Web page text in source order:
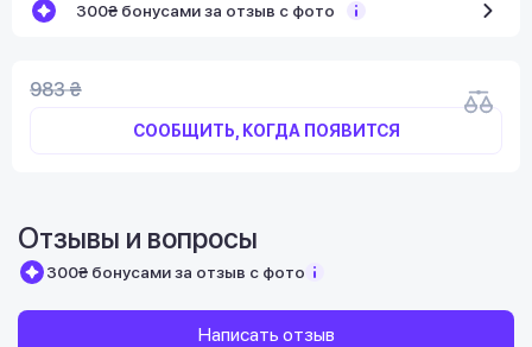
300₴ бонусами за отзыв с фото
983 ₴
СООБЩИТЬ, КОГДА ПОЯВИТСЯ
Отзывы и вопросы
300₴ бонусами за отзыв с фото
Написать отзыв